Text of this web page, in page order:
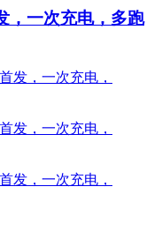
，一次充电，多跑